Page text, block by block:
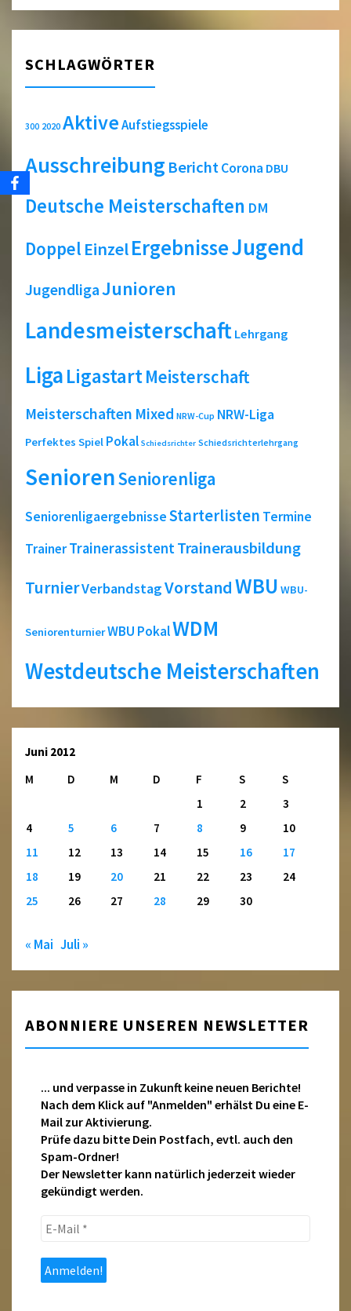
SCHLAGWÖRTER
300 2020 AktiveAufstiegsspiele
Ausschreibung BerichtCorona DBU
Deutsche Meisterschaften DM
Doppel EinzelErgebnisseJugend
JugendligaJunioren
Landesmeisterschaft Lehrgang
LigaLigastartMeisterschaft
Meisterschaften Mixed NRW-Cup NRW-Liga
Perfektes Spiel Pokal Schiedsrichter Schiedsrichterlehrgang
SeniorenSeniorenliga
SeniorenligaergebnisseStarterlisten Termine
TrainerTrainerassistentTrainerausbildung
TurnierVerbandstagVorstandWBU WBU-
SeniorenturnierWBU PokalWDM
Westdeutsche Meisterschaften
Juni 2012
M
D M D F S
S
1
2
3
4
5 6 7 8 9
10
11
12 13 14 15 16
17
18
19 20 21 22 23
24
25
26 27 28 29 30
« Mai Juli »
ABONNIERE UNSEREN NEWSLETTER
... und verpasse in Zukunft keine neuen Berichte!
Nach dem Klick auf "Anmelden" erhälst Du eine E-
Mail zur Aktivierung.
Prüfe dazu bitte Dein Postfach, evtl. auch den
Spam-Ordner!
Der Newsletter kann natürlich jederzeit wieder
gekündigt werden.
E-
*